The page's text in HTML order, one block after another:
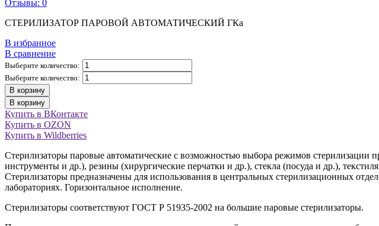
Отзывы: 0
СТЕРИЛИЗАТОР ПАРОВОЙ АВТОМАТИЧЕСКИЙ ГКа
В избранное
В сравнение
Выберите количество:
Выберите количество:
В корзину
В корзину
Купить в ВКонтакте
Купить в OZON
Купить в Wildberries
Стерилизаторы паровые автоматические с возможностью выбора режимов стерилизации
инструменты и др.), резины (хирургические перчатки и др.), стекла (посуда и др.),
Стерилизаторы предназначены для использования в центральных стерилизационных
лабораториях. Горизонтальное исполнение.
Стерилизаторы соответствуют ГОСТ Р 51935-2002 на большие паровые стерилизаторы.